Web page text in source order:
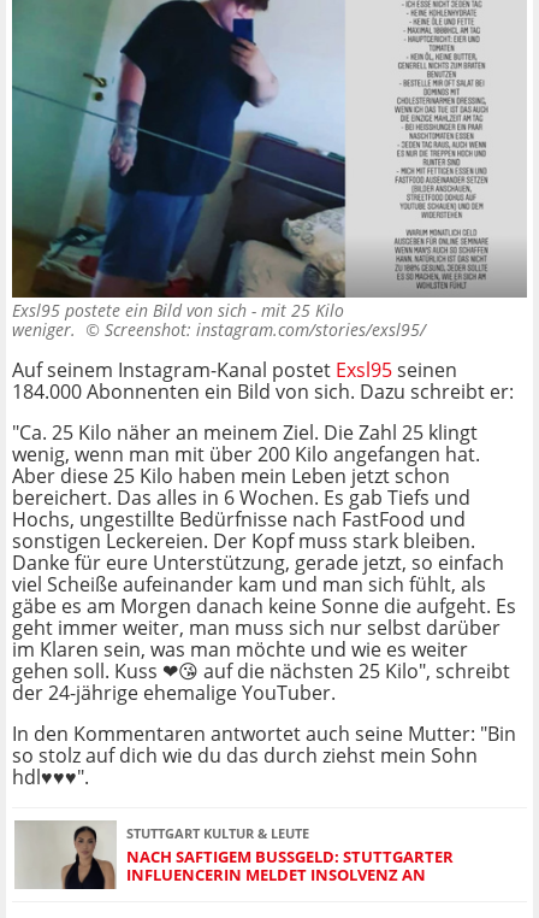
Exsl95 postete ein Bild von sich - mit 25 Kilo
weniger. © Screenshot: instagram.com/stories/exsl95/
Auf seinem Instagram-Kanal postet Exsl95seinen
184.000 Abonnenten ein Bild von sich. Dazu schreibt er:
"Ca. 25 Kilo näher an meinem Ziel. Die Zahl 25 klingt
wenig, wenn man mit über 200 Kilo angefangen hat.
Aber diese 25 Kilo haben mein Leben jetzt schon
bereichert. Das alles in 6 Wochen. Es gab Tiefs und
Hochs, ungestillte Bedürfnisse nach FastFood und
sonstigen Leckereien. Der Kopf muss stark bleiben.
Danke für eure Unterstützung, gerade jetzt, so einfach
viel Scheiße aufeinander kam und man sich fühlt, als
gäbe es am Morgen danach keine Sonne die aufgeht. Es
geht immer weiter, man muss sich nur selbst darüber
im Klaren sein, was man möchte und wie es weiter
gehen soll. Kuss ❤😘 auf die nächsten 25 Kilo", schreibt
der 24-jährige ehemalige YouTuber.
In den Kommentaren antwortet auch seine Mutter: "Bin
so stolz auf dich wie du das durch ziehst mein Sohn
hdl♥️♥️♥️".
STUTTGART KULTUR & LEUTE
NACH SAFTIGEM BUSSGELD: STUTTGARTER I
NFLUENCERIN MELDET INSOLVENZ AN